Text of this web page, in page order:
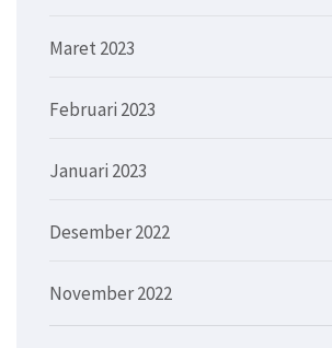
Maret 2023
Februari 2023
Januari 2023
Desember 2022
November 2022